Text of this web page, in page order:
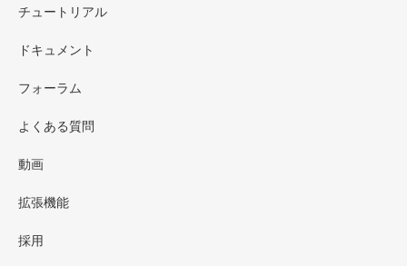
チュートリアル
ドキュメント
フォーラム
よくある質問
動画
拡張機能
採用